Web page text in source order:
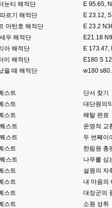
눈티 해적단
E 95.65,
르기 해적단
E 23.12,
마틴호 해적단
E 23.2
우 해적단
E21.18
아 해적단
E 173.47,
이 해적단
E180 S
을 때 해적단 w180
스트
단서 찾기
스트
대단원의
스트
해탈 완료
스트
운명적 교
스트
두 번째이
스트
한림원 총
스트
나무를 심
스트
설원의 자
스트
내 마음의
스트
대장군의
스트
소원 성취
00:08
00:08
용량이고 ;;
00:10
가 하루만에 다시왔었는데
00:11
00:11
하면서 집어치운 ..;
00:12